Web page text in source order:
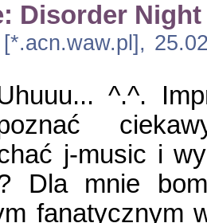
Disorder
[*.acn.waw.pl],
^.^.
j-music i
Dla mnie
fanatycznym